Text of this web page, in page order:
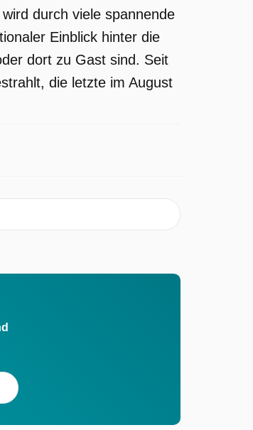
durch viele spannende
Einblick hinter die
dort zu Gast sind. Seit
die letzte im August